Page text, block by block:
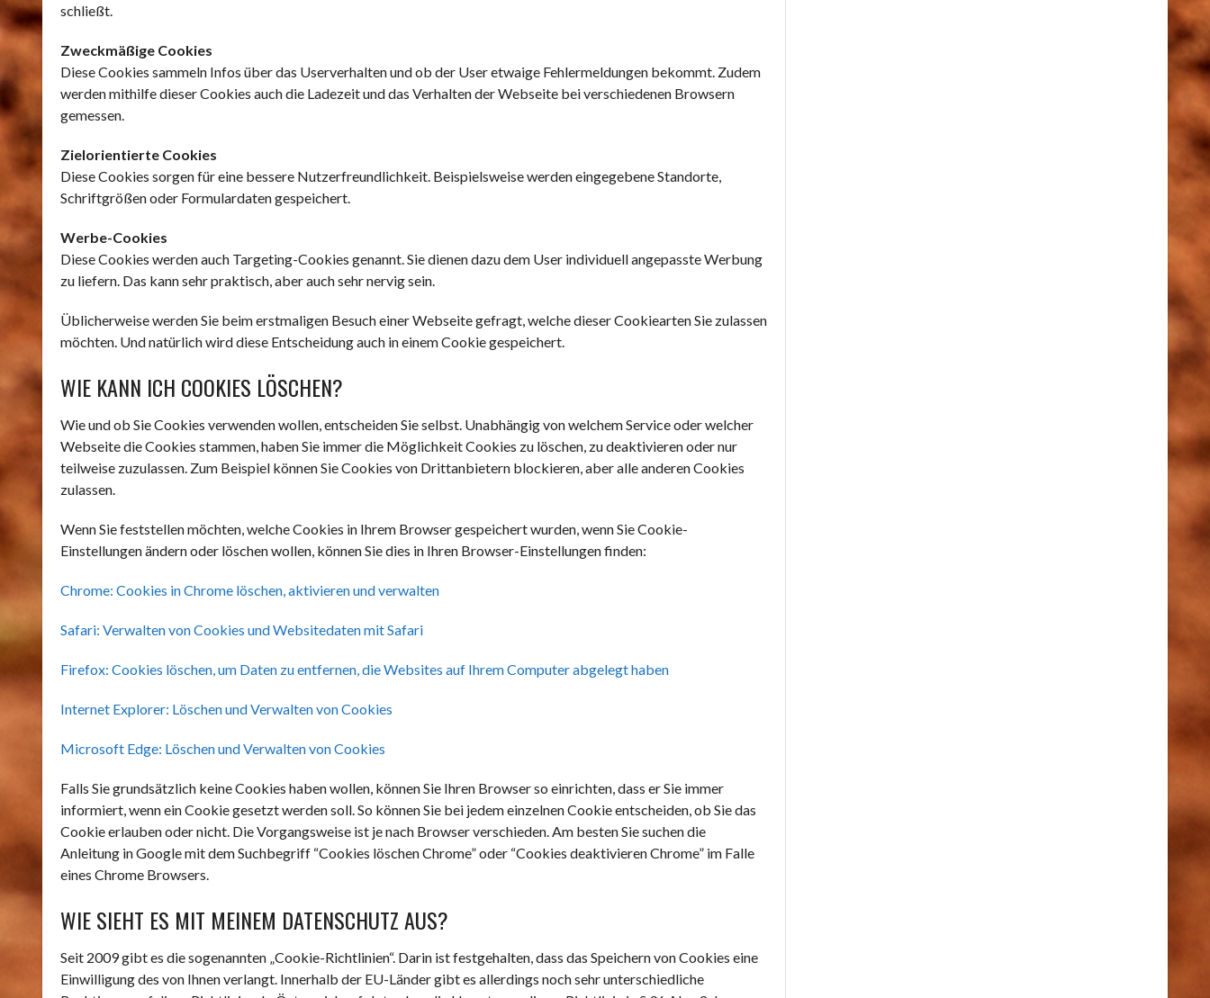
schließt.
Zweckmäßige Cookies
Diese Cookies sammeln Infos über das Userverhalten und ob der User etwaige Fehlermeldungen bekommt. Zudem
werden mithilfe dieser Cookies auch die Ladezeit und das Verhalten der Webseite bei verschiedenen Browsern
gemessen.
Zielorientierte Cookies
Diese Cookies sorgen für eine bessere Nutzerfreundlichkeit. Beispielsweise werden eingegebene Standorte,
Schriftgrößen oder Formulardaten gespeichert.
Werbe-Cookies
Diese Cookies werden auch Targeting-Cookies genannt. Sie dienen dazu dem User individuell angepasste Werbung
zu liefern. Das kann sehr praktisch, aber auch sehr nervig sein.
Üblicherweise werden Sie beim erstmaligen Besuch einer Webseite gefragt, welche dieser Cookiearten Sie zulassen
möchten. Und natürlich wird diese Entscheidung auch in einem Cookie gespeichert.
WIE KANN ICH COOKIES LÖSCHEN?
Wie und ob Sie Cookies verwenden wollen, entscheiden Sie selbst. Unabhängig von welchem Service oder welcher
Webseite die Cookies stammen, haben Sie immer die Möglichkeit Cookies zu löschen, zu deaktivieren oder nur
teilweise zuzulassen. Zum Beispiel können Sie Cookies von Drittanbietern blockieren, aber alle anderen Cookies
zulassen.
Wenn Sie feststellen möchten, welche Cookies in Ihrem Browser gespeichert wurden, wenn Sie Cookie-
Einstellungen ändern oder löschen wollen, können Sie dies in Ihren Browser-Einstellungen finden:
Chrome: Cookies in Chrome löschen, aktivieren und verwalten
Safari: Verwalten von Cookies und Websitedaten mit Safari
Firefox: Cookies löschen, um Daten zu entfernen, die Websites auf Ihrem Computer abgelegt haben
Internet Explorer: Löschen und Verwalten von Cookies
Microsoft Edge: Löschen und Verwalten von Cookies
Falls Sie grundsätzlich keine Cookies haben wollen, können Sie Ihren Browser so einrichten, dass er Sie immer
informiert, wenn ein Cookie gesetzt werden soll. So können Sie bei jedem einzelnen Cookie entscheiden, ob Sie das
Cookie erlauben oder nicht. Die Vorgangsweise ist je nach Browser verschieden. Am besten Sie suchen die
Anleitung in Google mit dem Suchbegriff “Cookies löschen Chrome” oder “Cookies deaktivieren Chrome” im Falle
eines Chrome Browsers.
WIE SIEHT ES MIT MEINEM DATENSCHUTZ AUS?
Seit 2009 gibt es die sogenannten „Cookie-Richtlinien“. Darin ist festgehalten, dass das Speichern von Cookies eine
Einwilligung des von Ihnen verlangt. Innerhalb der EU-Länder gibt es allerdings noch sehr unterschiedliche